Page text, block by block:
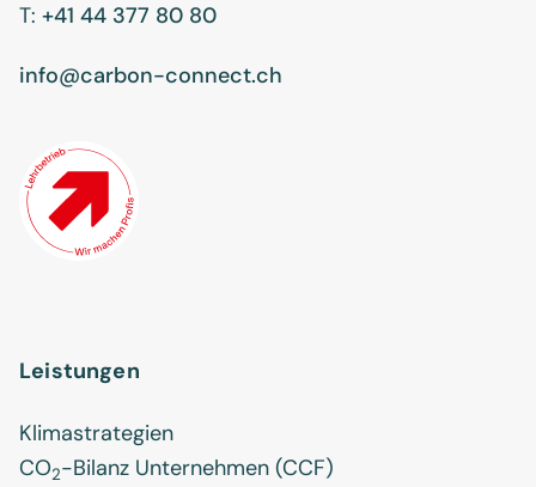
T: +41 44 377 80 80
info@carbon-connect.ch
Leistungen
Klimastrategien
CO2-Bilanz Unternehmen (CCF)